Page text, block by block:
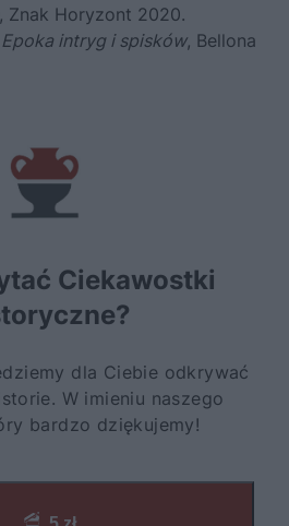
, Znak Horyzont 2020.
Epoka intryg i spisków, Bellona